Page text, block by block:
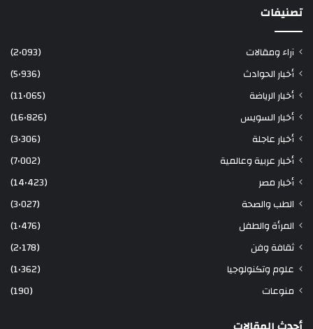
تصنيفات
آراء ومقالات
(2٬093)
أخبار الحوادث
(5٬936)
أخبار الرياضة
(11٬065)
أخبار السويس
(16٬826)
أخبار عاجلة
(3٬306)
أخبار عربية وعالمية
(7٬002)
أخبار مصر
(14٬423)
الطب والصحة
(3٬027)
المرأة والطفل
(1٬476)
ثقافة وفن
(2٬178)
علوم وتكنولوجيا
(1٬362)
منوعات
(190)